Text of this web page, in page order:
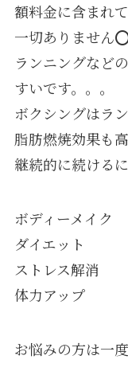
額料金に含まれ
一切ありません
ランニングなど
すいです。。。
ボクシングはラ
脂肪燃焼効果も
継続的に続ける
ボディーメイク
ダイエット
ストレス解消
体力アップ
お悩みの方は一